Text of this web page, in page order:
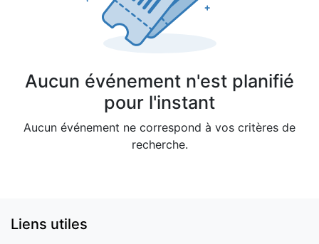
Aucun événement n'est planifié
pour l'instant
Aucun événement ne correspond à vos critères de
recherche.
Liens utiles